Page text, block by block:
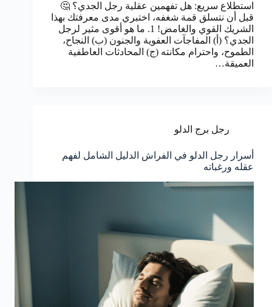
استطلاع سريع: هل تفهمين عقلية رجل الجدي؟ 🤔
قبل أن نتسلق قمة شغفه، اختبري مدى معرفتك بهذا
الشريك القوي والغامض! 1. ما هو أقوى مثير لرجل
الجدي؟ (أ) المفاجآت العفوية والجنون (ب) النجاح،
الطموح، واحترام مكانته (ج) المحادثات العاطفية
العميقة…
رجل برج الدلو
أسرار رجل الدلو في الفراش الدليل الشامل لفهم
عقله ورغباته